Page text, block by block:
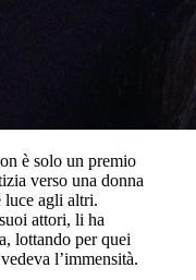
è solo un premio
verso una donna
luce agli altri.
attori, li ha
lottando per quei
l’immensità.